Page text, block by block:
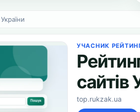
УЧАСНИК
сайтів
top.rukzak.ua